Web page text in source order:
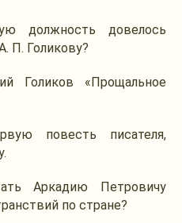
должность довелось
П. Голикову?
Голиков «Прощальное
повесть писателя,
Аркадию Петровичу
по стране?